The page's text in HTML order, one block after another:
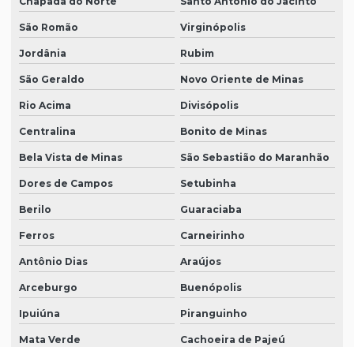
São Romão Virginópolis
Jordânia Rubim
São Geraldo Novo Oriente de Minas
Rio Acima Divisópolis
Centralina Bonito de Minas
Bela Vista de Minas São Sebastião do Maranhão
Dores de Campos Setubinha
Berilo Guaraciaba
Ferros Carneirinho
Antônio Dias Araújos
Arceburgo Buenópolis
Ipuiúna Piranguinho
Mata Verde Cachoeira de Pajeú